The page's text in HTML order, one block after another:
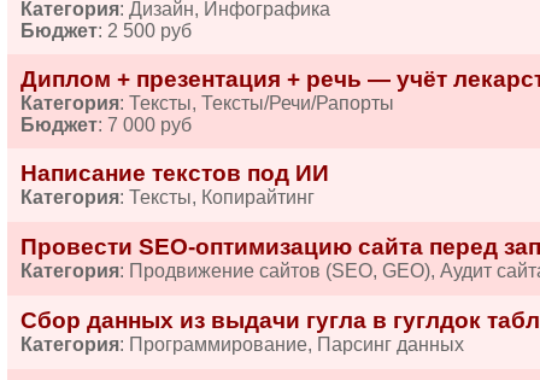
Категория: Дизайн, Инфографика
Бюджет: 2 500 руб
Диплом + презентация + речь — учёт
Категория: Тексты, Тексты/Речи/Рапорты
Бюджет: 7 000 руб
Написание текстов под ИИ
Категория: Тексты, Копирайтинг
Провести SEO-оптимизацию сайта перед
Категория: Продвижение сайтов (SEO, GEO), Аудит
Сбор данных из выдачи гугла в гуглдок
Категория: Программирование, Парсинг данных